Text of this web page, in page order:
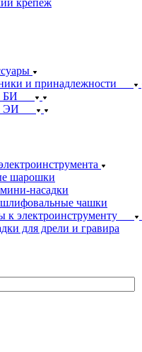
крепеж
и принадлежности
БИ
ЭИ
шарошки
насадки
чашки
к электроинструменту
для дрели и гравира